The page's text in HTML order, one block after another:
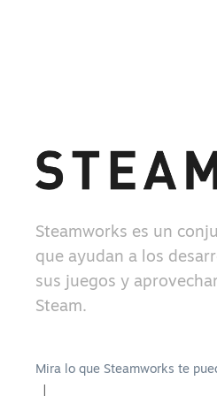
Steamworks es un
que ayudan a los
sus juegos y
Steam.
Mira lo que Steamworks te